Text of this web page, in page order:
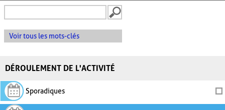
Voir tous les mots-clés
DÉROULEMENT DE L'ACTIVITÉ
Sporadiques